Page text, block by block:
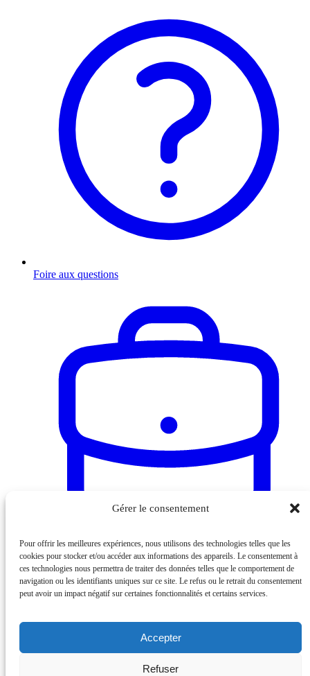
Gérer le consentement
Pour offrir les meilleures expériences, nous utilisons des technologies telles que les
cookies pour stocker et/ou accéder aux informations des appareils. Le consentement à
ces technologies nous permettra de traiter des données telles que le comportement de
navigation ou les identifiants uniques sur ce site. Le refus ou le retrait du consentement
peut avoir un impact négatif sur certaines fonctionnalités et certains services.
Accepter
Refuser
Foire aux questions
Devenir une marque VIPros